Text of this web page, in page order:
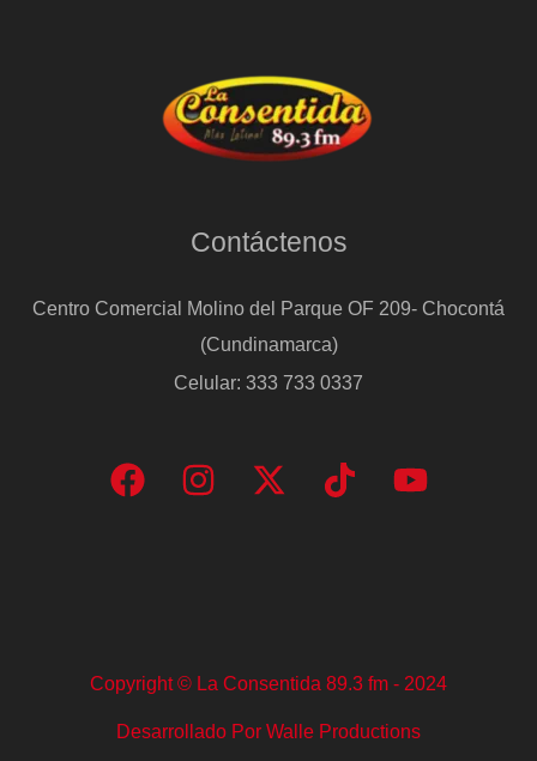
Contáctenos
Centro Comercial Molino del Parque OF 209- Chocontá
(Cundinamarca)
Celular: 333 733 0337
Copyright © La Consentida 89.3 fm - 2024
Desarrollado Por Walle Productions